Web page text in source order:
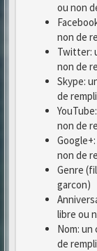
ou non
non de
Twitter:
non de
Skype:
de
non de
non de
Genre
garcon)
libre ou
Nom:
de